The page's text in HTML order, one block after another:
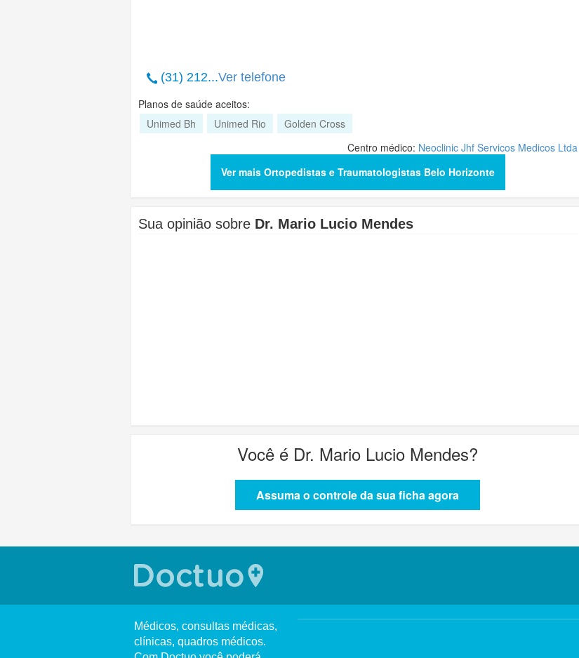
(31) 212...Ver telefone
Planos de saúde aceitos:
Unimed Bh
Unimed Rio
Golden Cross
Centro médico: Neoclinic Jhf Servicos Medicos Ltda
Ver mais Ortopedistas e Traumatologistas Belo Horizonte
Sua opinião sobre Dr. Mario Lucio Mendes
Você é Dr. Mario Lucio Mendes?
Assuma o controle da sua ficha agora
Médicos, consultas médicas,
clínicas, quadros médicos.